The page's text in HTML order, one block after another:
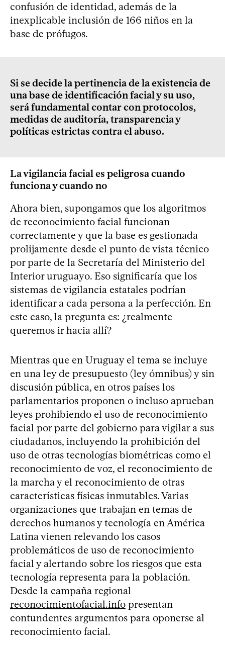
confusión de identidad, además de la
inexplicable inclusión de 166 niños en la
base de prófugos.
Si se decide la pertinencia de la existencia de
una base de identificación facial y su uso,
será fundamental contar con protocolos,
medidas de auditoría, transparencia y
políticas estrictas contra el abuso.
La vigilancia facial es peligrosa cuando
funciona y cuando no
Ahora bien, supongamos que los algoritmos
de reconocimiento facial funcionan
correctamente y que la base es gestionada
prolijamente desde el punto de vista técnico
por parte de la Secretaría del Ministerio del
Interior uruguayo. Eso significaría que los
sistemas de vigilancia estatales podrían
identificar a cada persona a la perfección. En
este caso, la pregunta es: ¿realmente
queremos ir hacia allí?
Mientras que en Uruguay el tema se incluye
en una ley de presupuesto (ley ómnibus) y sin
discusión pública, en otros países los
parlamentarios proponen o incluso aprueban
leyes prohibiendo el uso de reconocimiento
facial por parte del gobierno para vigilar a sus
ciudadanos, incluyendo la prohibición del
uso de otras tecnologías biométricas como el
reconocimiento de voz, el reconocimiento de
la marcha y el reconocimiento de otras
características físicas inmutables. Varias
organizaciones que trabajan en temas de
derechos humanos y tecnología en América
Latina vienen relevando los casos
problemáticos de uso de reconocimiento
facial y alertando sobre los riesgos que esta
tecnología representa para la población.
Desde la campaña regional
reconocimientofacial.info presentan
contundentes argumentos para oponerse al
reconocimiento facial.